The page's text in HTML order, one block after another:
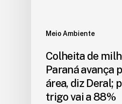
Meio Ambiente
Colheita de
Paraná avança
área, diz Deral;
trigo vai a 88%